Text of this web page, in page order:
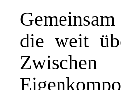
die weit